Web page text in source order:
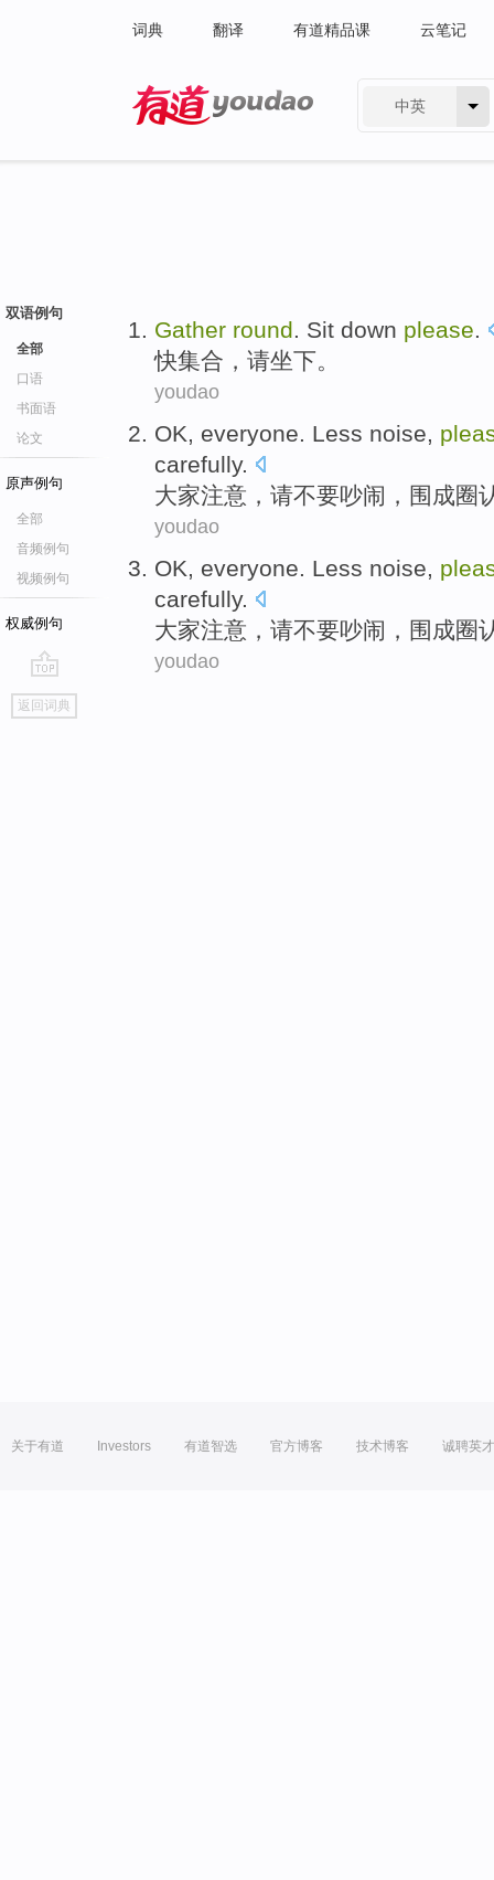
词典 翻译 有道精品课 云笔记
中英
双语例句
全部
口语
书面语
论文
原声例句
全部
音频例句
视频例句
权威例句
go
top
返回词典
Gather round. Sit down please.
快集合 ， 请坐下。
youdao
OK, everyone. Less noise,
carefully.
大家注意 ， 请不要吵闹 ， 围成圈
youdao
OK , everyone. Less noise
carefully.
大家注意 ， 请不要吵闹 ， 围成圈
youdao
关于有道 Investors 有道智选 官方博客 技术博客 诚聘英才